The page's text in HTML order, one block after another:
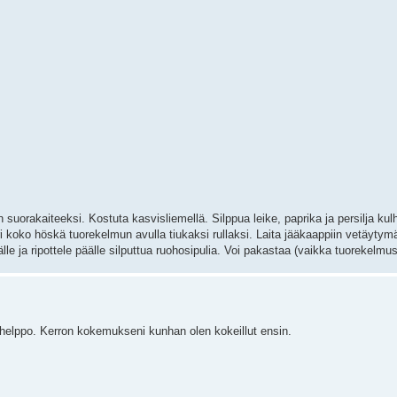
Kostuta kasvisliemellä. Silppua leike, paprika ja persilja
höskä tuorekelmun avulla tiukaksi rullaksi. Laita jääkaappiin
ja ripottele päälle silputtua ruohosipulia. Voi pakastaa (vaikka
Kerron kokemukseni kunhan olen kokeillut ensin.